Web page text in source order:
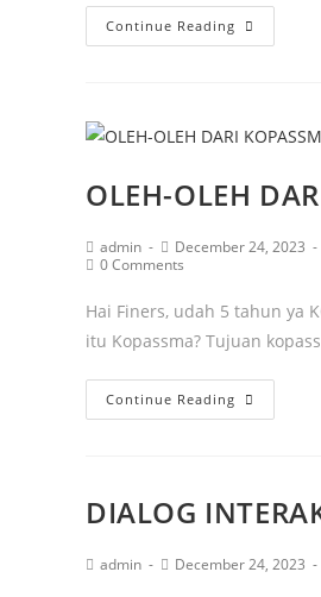
Continue Reading
OLEH-OLEH
admin December 24, 2023
0 Comments
Hai Finers, udah 5 tahun ya
itu Kopassma? Tujuan
Continue Reading
DIALOG
admin December 24, 2023